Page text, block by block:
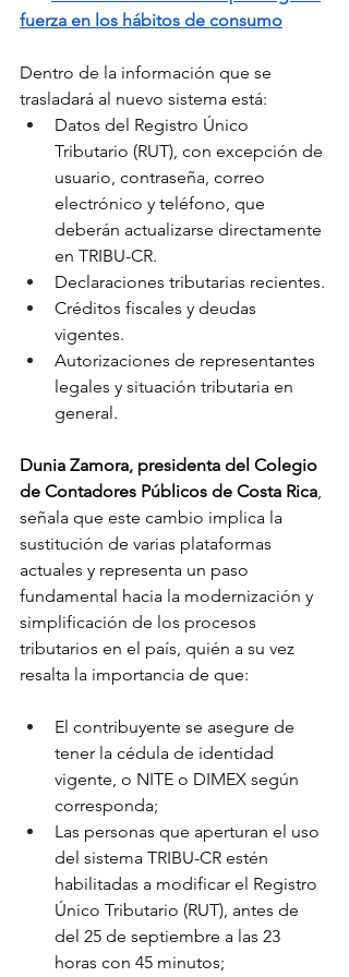
fuerza en los hábitos de consumo
Dentro de la información que se
trasladará al nuevo sistema está:
Datos del Registro Único
Tributario (RUT), con excepción de
usuario, contraseña, correo
electrónico y teléfono, que
deberán actualizarse directamente
en TRIBU-CR.
Declaraciones tributarias recientes.
Créditos fiscales y deudas
vigentes.
Autorizaciones de representantes
legales y situación tributaria en
general.
Dunia Zamora, presidenta del Colegio
de Contadores Públicos de Costa Rica,
señala que este cambio implica la
sustitución de varias plataformas
actuales y representa un paso
fundamental hacia la modernización y
simplificación de los procesos
tributarios en el país, quién a su vez
resalta la importancia de que:
El contribuyente se asegure de
tener la cédula de identidad
vigente, o NITE o DIMEX según
corresponda;
Las personas que aperturan el uso
del sistema TRIBU-CR estén
habilitadas a modificar el Registro
Único Tributario (RUT), antes de
del 25 de septiembre a las 23
horas con 45 minutos;